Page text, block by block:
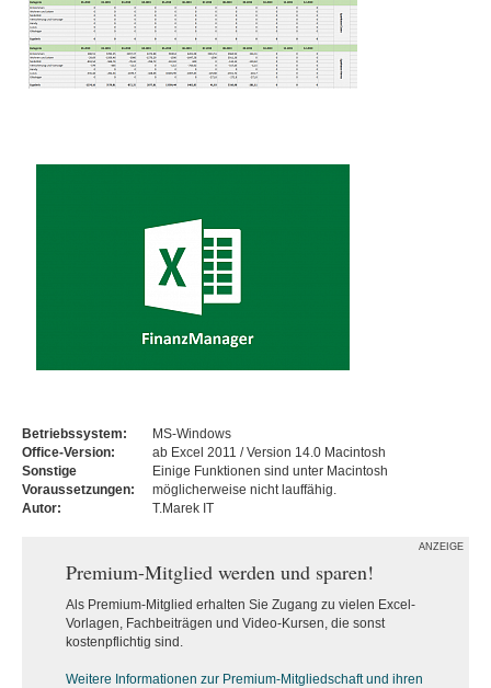
Betriebssystem:
MS-Windows
Office-Version:
ab Excel 2011 / Version 14.0 Macintosh
Sonstige
Voraussetzungen:
Einige Funktionen sind unter Macintosh
möglicherweise nicht lauffähig.
Autor:
T.Marek IT
ANZEIGE
Premium-Mitglied werden und sparen!
Als Premium-Mitglied erhalten Sie Zugang zu vielen Excel-
Vorlagen, Fachbeiträgen und Video-Kursen, die sonst
kostenpflichtig sind.
Weitere Informationen zur Premium-Mitgliedschaft und ihren